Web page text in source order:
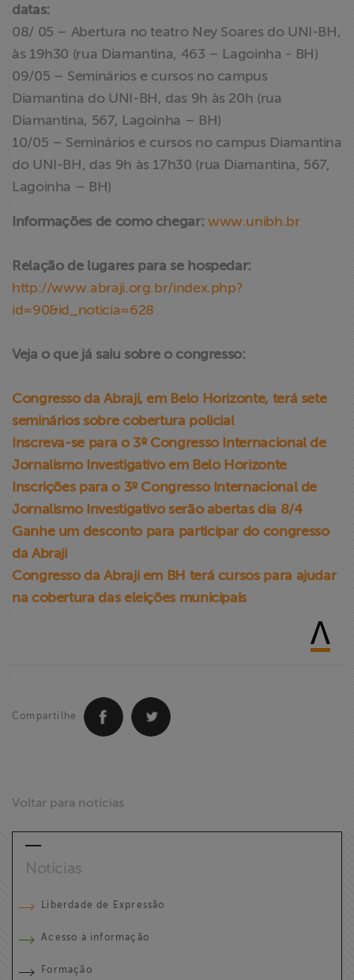
datas:
08/ 05 – Abertura no teatro Ney Soares do UNI-BH,
às 19h30 (rua Diamantina, 463 – Lagoinha - BH)
09/05 – Seminários e cursos no campus
Diamantina do UNI-BH, das 9h às 20h (rua
Diamantina, 567, Lagoinha – BH)
10/05 – Seminários e cursos no campus Diamantina
do UNI-BH, das 9h às 17h30 (rua Diamantina, 567,
Lagoinha – BH)
Informações de como chegar: www.unibh.br
Relação de lugares para se hospedar:
http://www.abraji.org.br/index.php?
id=90&id_noticia=628
Veja o que já saiu sobre o congresso:
Congresso da Abraji, em Belo Horizonte, terá sete
seminários sobre cobertura policial
Inscreva-se para o 3º Congresso Internacional de
Jornalismo Investigativo em Belo Horizonte
Inscrições para o 3º Congresso Internacional de
Jornalismo Investigativo serão abertas dia 8/4
Ganhe um desconto para participar do congresso
da Abraji
Congresso da Abraji em BH terá cursos para ajudar
na cobertura das eleições municipais
Compartilhe
Voltar para notícias
Notícias
Liberdade de Expressão
Acesso à informação
Formação